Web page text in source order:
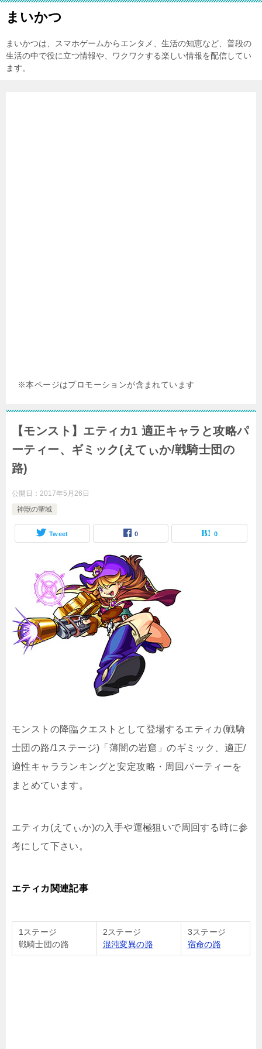
まいかつ
まいかつは、スマホゲームからエンタメ、生活の知恵など、普段の
生活の中で役に立つ情報や、ワクワクする楽しい情報を配信してい
ます。
※本ページはプロモーションが含まれています
【モンスト】エティカ1 適正キャラと攻略パ
ーティー、ギミック(えてぃか/戦騎士団の
路)
公開日： 2017年5月26日
神獣の聖域
Tweet 0 0
モンストの降臨クエストとして登場するエティカ(戦騎
士団の路/1ステージ)「薄闇の岩窟」のギミック、適正/
適性キャラランキングと安定攻略・周回パーティーを
まとめています。
エティカ(えてぃか)の入手や運極狙いで周回する時に参
考にして下さい。
エティカ関連記事
1ステージ
戦騎士団の路
2ステージ
混沌変異の路
3ステージ
宿命の路